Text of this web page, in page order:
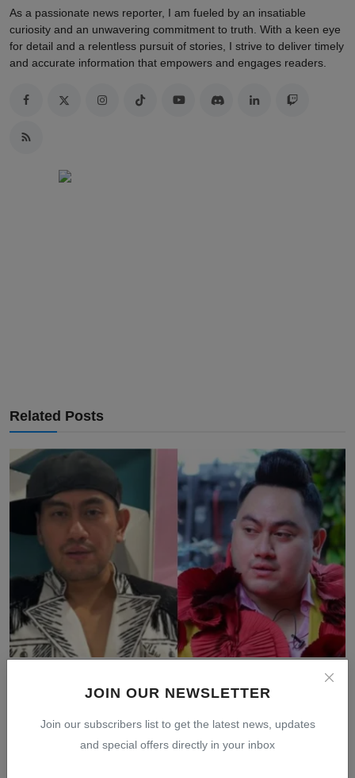
JOIN OUR NEWSLETTER
Join our subscribers list to get the latest news, updates
and special offers directly in your inbox
As a passionate news reporter, I am fueled by an insatiable
curiosity and an unwavering commitment to truth. With a keen eye
for detail and a relentless pursuit of stories, I strive to deliver timely
and accurate information that empowers and engages readers.
Related Posts
Rahasia Diet King Nassar: Transformasi Tubuh Makin